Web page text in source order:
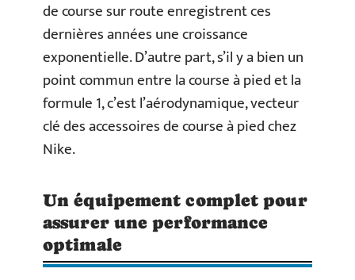
de course sur route enregistrent ces
dernières années une croissance
exponentielle. D’autre part, s’il y a bien un
point commun entre la course à pied et la
formule 1, c’est l’aérodynamique, vecteur
clé des accessoires de course à pied chez
Nike.
Un équipement complet pour
assurer une performance
optimale